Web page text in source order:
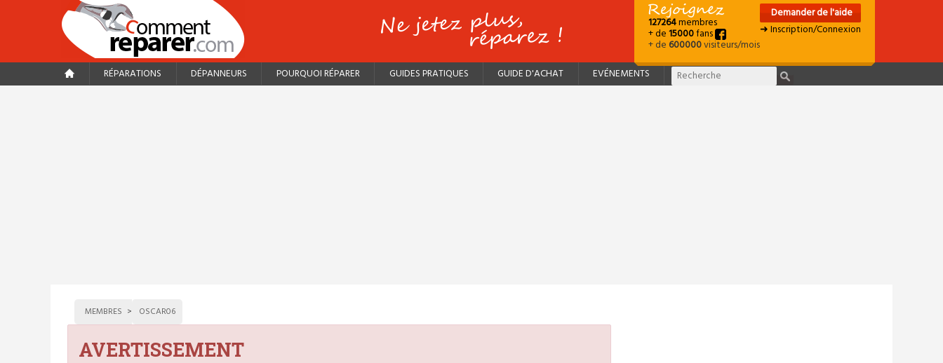
127264membres
+ de15000fans
+ de600000visiteurs/mois
Demander de l'aide
➜ Inscription/Connexion
RÉPARATIONS DÉPANNEURS POURQUOI RÉPARER GUIDES PRATIQUES GUIDE D'ACHAT EVÉNEMENTS
MEMBRES OSCAR06
AVERTISSEMENT